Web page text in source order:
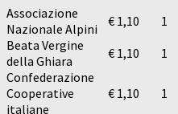
Associazione
Nazionale Alpini
€ 1,10 1
Beata Vergine
della Ghiara
€ 1,10 1
Confederazione
Cooperative
italiane
€ 1,10 1